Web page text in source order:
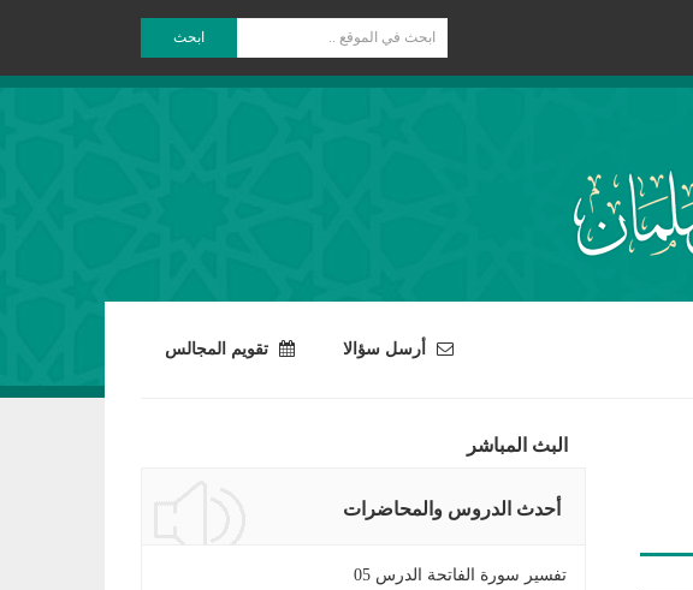
ابحث
أرسل سؤالا تقويم المجالس
البث المباشر
أحدث الدروس والمحاضرات
تفسير سورة الفاتحة الدرس 05